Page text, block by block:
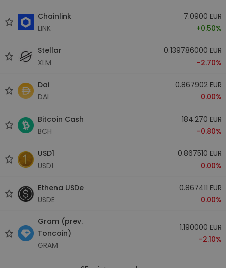
Chainlink
LINK
7.0900 EUR
+0.50%
Stellar
XLM
0.139786000 EUR
-2.70%
Dai
DAI
0.867902 EUR
0.00%
Bitcoin Cash
BCH
184.270 EUR
-0.80%
USD1
USD1
0.867510 EUR
0.00%
Ethena USDe
USDE
0.867411 EUR
0.00%
Gram (prev.
Toncoin)
GRAM
1.190000 EUR
-2.10%